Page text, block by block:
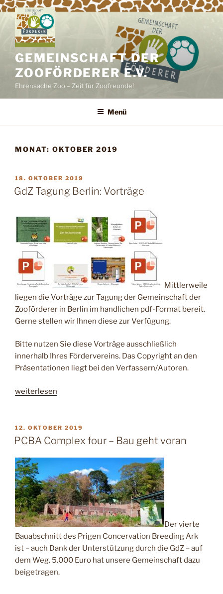
Zum
Inhalt
springen
GEMEINSCHAFT DER
ZOOFÖRDERER E.V.
Ehrensache Zoo – Zeit für Zoofreunde!
Menü
MONAT: OKTOBER 2019
VERÖFFENTLICHT
AM
18. OKTOBER 2019
GdZ Tagung Berlin: Vorträge
Mittlerweile
liegen die Vorträge zur Tagung der Gemeinschaft der
Zooförderer in Berlin im handlichen pdf-Format bereit.
Gerne stellen wir Ihnen diese zur Verfügung.
Bitte nutzen Sie diese Vorträge ausschließlich
innerhalb Ihres Fördervereins. Das Copyright an den
Präsentationen liegt bei den Verfassern/Autoren.
„GdZ
Vorträge“
weiterlesen
VERÖFFENTLICHT
AM
12. OKTOBER 2019
PCBA Complex four – Bau geht voran
Der vierte
Bauabschnitt des Prigen Concervation Breeding Ark
ist – auch Dank der Unterstützung durch die GdZ – auf
dem Weg. 5.000 Euro hat unsere Gemeinschaft dazu
beigetragen.